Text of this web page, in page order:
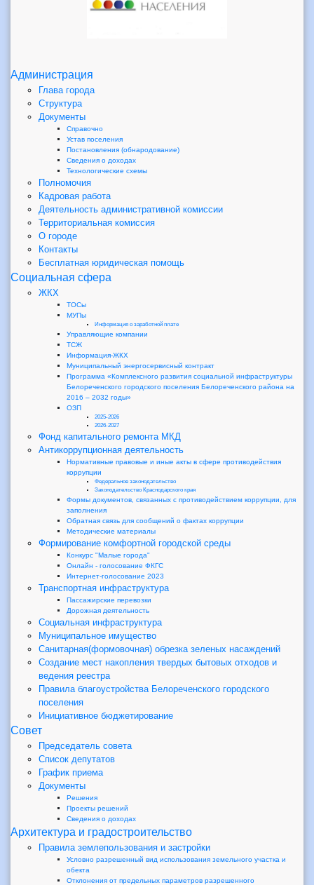
Администрация
Глава города
Структура
Документы
Справочно
Устав поселения
Постановления (обнародование)
Сведения о доходах
Технологические схемы
Полномочия
Кадровая работа
Деятельность административной комиссии
Территориальная комиссия
О городе
Контакты
Бесплатная юридическая помощь
Социальная сфера
ЖКХ
ТОСы
МУПы
Информация о заработной плате
Управляющие компании
ТСЖ
Информация-ЖКХ
Муниципальный энергосервисный контракт
Программа «Комплексного развития социальной инфраструктуры
Белореченского городского поселения Белореченского района на
2016 – 2032 годы»
ОЗП
2025-2026
2026-2027
Фонд капитального ремонта МКД
Антикоррупционная деятельность
Нормативные правовые и иные акты в сфере противодействия
коррупции
Федеральное законодательство
Законодательство Краснодарского края
Формы документов, связанных с противодействием коррупции, для
заполнения
Обратная связь для сообщений о фактах коррупции
Методические материалы
Формирование комфортной городской среды
Конкурс "Малые города"
Онлайн - голосование ФКГС
Интернет-голосование 2023
Транспортная инфраструктура
Пассажирские перевозки
Дорожная деятельность
Социальная инфраструктура
Муниципальное имущество
Санитарная(формовочная) обрезка зеленых насаждений
Создание мест накопления твердых бытовых отходов и
ведения реестра
Правила благоустройства Белореченского городского
поселения
Инициативное бюджетирование
Совет
Председатель совета
Список депутатов
График приема
Документы
Решения
Проекты решений
Сведения о доходах
Архитектура и градостроительство
Правила землепользования и застройки
Условно разрешенный вид использования земельного участка и
обекта
Отклонения от предельных параметров разрешенного